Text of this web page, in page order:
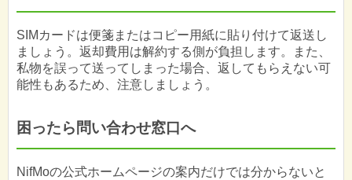
SIMカードは便箋またはコピー用紙に貼り付けて返送し
ましょう。返却費用は解約する側が負担します。また、
私物を誤って送ってしまった場合、返してもらえない可
能性もあるため、注意しましょう。
困ったら問い合わせ窓口へ
NifMoの公式ホームページの案内だけでは分からないと